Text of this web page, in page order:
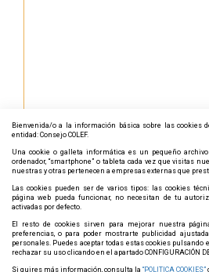
Bienvenida/o a la información básica sobre las cookies
entidad: Consejo COLEF.
Una cookie o galleta informática es un pequeño
ordenador, “smartphone” o tableta cada vez que visitas
nuestras y otras pertenecen a empresas externas que
Las cookies pueden ser de varios tipos: las cookies
página web pueda funcionar, no necesitan de tu
activadas por defecto.
El resto de cookies sirven para mejorar nuestra
preferencias, o para poder mostrarte publicidad
personales. Puedes aceptar todas estas cookies pulsando
rechazar su uso clicando en el apartado CONFIGURACIÓN DE
Si quires más información, consulta la “POLITICA COOKIES”